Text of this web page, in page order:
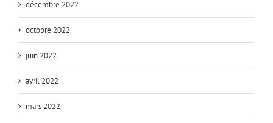
décembre 2022
octobre 2022
juin 2022
avril 2022
mars 2022